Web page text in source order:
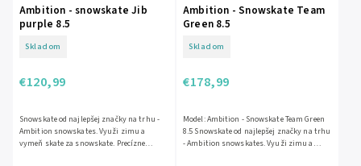
Ambition - snowskate Jib
purple 8.5
Skladom
€120,99
Snowskate od najlepšej značky na trhu -
Ambition snowskates. Využi zimu a
vymeň skate za snowskate. Precízne
Ambition - Snowskate Team
Green 8.5
Skladom
€178,99
Model: Ambition - Snowskate Team Green
8.5 Snowskate od najlepšej značky na trhu
- Ambition snowskates. Využi zimu a